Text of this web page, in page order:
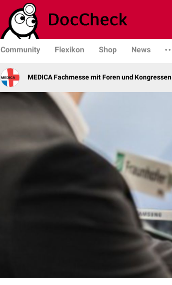
Community Flexikon Shop News
MEDICA Fachmesse mit Foren und Kongressen